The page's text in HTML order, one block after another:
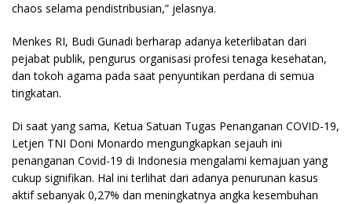
chaos selama pendistribusian,” jelasnya.
Menkes RI, Budi Gunadi berharap adanya keterlibatan dari
pejabat publik, pengurus organisasi profesi tenaga kesehatan,
dan tokoh agama pada saat penyuntikan perdana di semua
tingkatan.
Di saat yang sama, Ketua Satuan Tugas Penanganan COVID-19,
Letjen TNI Doni Monardo mengungkapkan sejauh ini
penanganan Covid-19 di Indonesia mengalami kemajuan yang
cukup signifikan. Hal ini terlihat dari adanya penurunan kasus
aktif sebanyak 0,27% dan meningkatnya angka kesembuhan